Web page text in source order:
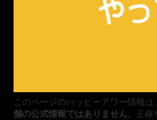
このページのハッピーアワー情報
舗の公式情報ではありません 。正